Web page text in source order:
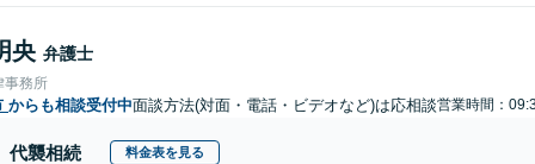
央 弁護士
事務所
からも相談受付中面談方法(対面・電話・ビデオなど)は応相談営業時間：
代襲相続 料金表を見る